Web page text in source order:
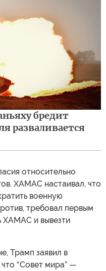
бредит
разваливается
относительно
ХАМАС настаивал, что
военную
требовал первым
ХАМАС и вывезти
Трамп заявил в
“Совет мира” —